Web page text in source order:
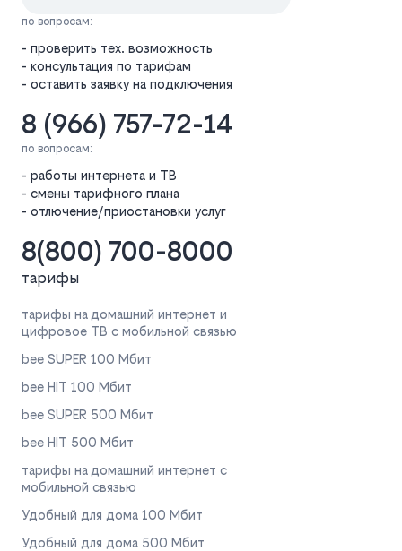
по вопросам:
- проверить тех. возможность
- консультация по тарифам
- оставить заявку на подключения
8 (966) 757-72-14
по вопросам:
- работы интернета и ТВ
- смены тарифного плана
- отлючение/приостановки услуг
8(800) 700-8000
тарифы
тарифы на домашний интернет и
цифровое ТВ с мобильной связью
bee SUPER 100 Мбит
bee HIT 100 Мбит
bee SUPER 500 Мбит
bee HIT 500 Мбит
тарифы на домашний интернет с
мобильной связью
Удобный для дома 100 Мбит
Удобный для дома 500 Мбит